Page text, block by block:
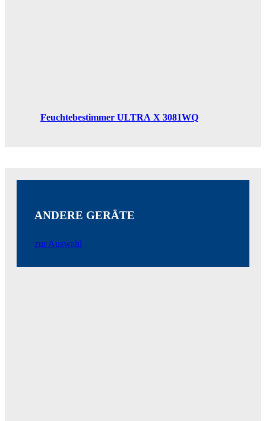
Feuchtebestimmer ULTRA X 3081WQ
ANDERE GERÄTE
zur Auswahl